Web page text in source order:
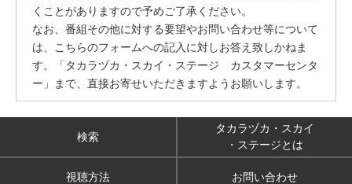
くことがありますので予めご了承ください。
なお、番組その他に対する要望やお問い合わせ等について
は、こちらのフォームへの記入に対しお答え致しかねま
す。「タカラヅカ・スカイ・ステージ カスタマーセンタ
ー」まで、直接お寄せいただきますようお願いします。
検索
タカラヅカ・スカイ
・ステージとは
視聴方法 お問い合わせ